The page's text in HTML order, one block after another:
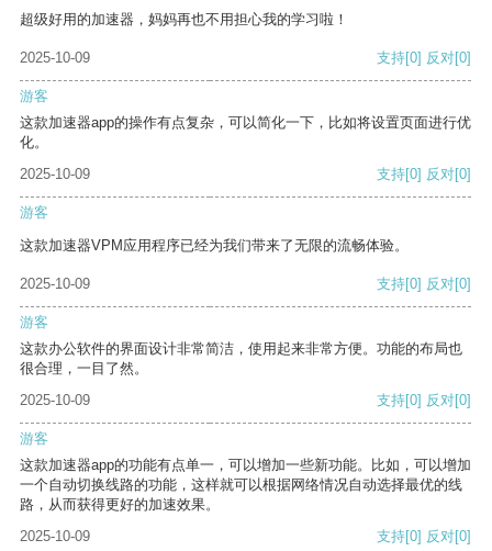
超级好用的加速器，妈妈再也不用担心我的学习啦！
2025-10-09 支持[0] 反对[0]
游客
这款加速器app的操作有点复杂，可以简化一下，比如将设置页面进行优
化。
2025-10-09
支持[0] 反对[0]
游客
这款加速器VPM应用程序已经为我们带来了无限的流畅体验。
2025-10-09 支持[0] 反对[0]
游客
这款办公软件的界面设计非常简洁，使用起来非常方便。功能的布局也
很合理，一目了然。
2025-10-09
支持[0] 反对[0]
游客
这款加速器app的功能有点单一，可以增加一些新功能。比如，可以增加
一个自动切换线路的功能，这样就可以根据网络情况自动选择最优的线
路，从而获得更好的加速效果。
2025-10-09
支持[0] 反对[0]